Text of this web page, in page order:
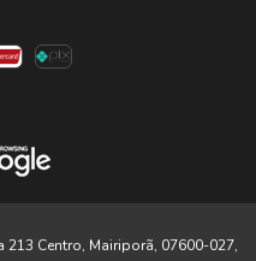
Centro, Mairiporã, 07600-027,